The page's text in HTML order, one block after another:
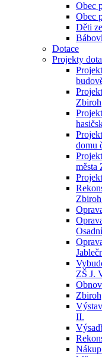
Obec
Obec
Děti
Dotace
Projekty
Zbiroh
domu
města
ZŠ J.
II.